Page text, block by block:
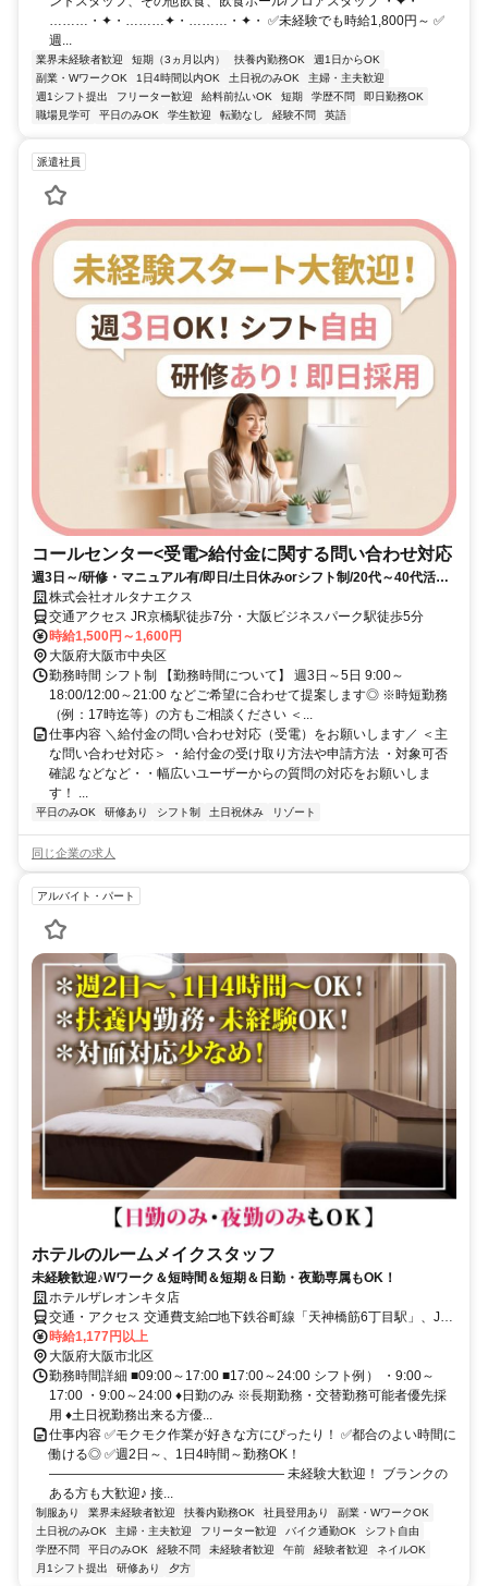
………・✦・………✦・………・✦・ ✅未経験でも時給1,800円～ ✅
週...
業界未経験者歓迎 短期（3ヵ月以内） 扶養内勤務OK
週1日からOK
副業・WワークOK
1日4時間以内OK 土日祝のみOK
主婦・主夫歓迎
週1シフト提出
フリーター歓迎 給料前払いOK 短期 学歴不問
即日勤務OK
職場見学可
平日のみOK 学生歓迎 転勤なし 経験不問 英語
派遣社員
コールセンター<受電>給付金に関する問い合わせ対応
週3日～/研修・マニュアル有/即日/土日休みorシフト制/20代～40代活躍
中 株式会社オルタナエクス
交通アクセス JR京橋駅徒歩7分・大阪ビジネスパーク駅徒歩5分
時給1,500円～1,600円
大阪府大阪市中央区
勤務時間 シフト制 【勤務時間について】 週3日～5日 9:00～
18:00/12:00～21:00 などご希望に合わせて提案します◎ ※時短勤務
（例：17時迄等）の方もご相談ください ＜...
仕事内容 ＼給付金の問い合わせ対応（受電）をお願いします／ ＜主
な問い合わせ対応＞ ・給付金の受け取り方法や申請方法 ・対象可否
確認 などなど・・幅広いユーザーからの質問の対応をお願いしま
す！ ...
平日のみOK 研修あり シフト制 土日祝休み リゾート
同じ企業の求人
アルバイト・パート
ホテルのルームメイクスタッフ
未経験歓迎♪Wワーク＆短時間＆短期＆日勤・夜勤専属もOK！
ホテルザレオンキタ店
交通・アクセス 交通費支給□地下鉄谷町線「天神橋筋6丁目駅」、JR
環状線「天満駅」より徒歩10分
時給1,177円以上
大阪府大阪市北区
勤務時間詳細 ■09:00～17:00 ■17:00～24:00 シフト例） ・9:00～
17:00 ・9:00～24:00 ♦日勤のみ ※長期勤務・交替勤務可能者優先採
用 ♦土日祝勤務出来る方優...
仕事内容 ✅モクモク作業が好きな方にぴったり！ ✅都合のよい時間に
働ける◎ ✅週2日～、1日4時間～勤務OK！
―――――――――――――――――― 未経験大歓迎！ ブランクの
ある方も大歓迎♪ 接...
制服あり 業界未経験者歓迎 扶養内勤務OK 社員登用あり
副業・WワークOK
土日祝のみOK
主婦・主夫歓迎 フリーター歓迎 バイク通勤OK
シフト自由
学歴不問
平日のみOK 経験不問 未経験者歓迎 午前 経験者歓迎
ネイルOK
月1シフト提出
研修あり 夕方